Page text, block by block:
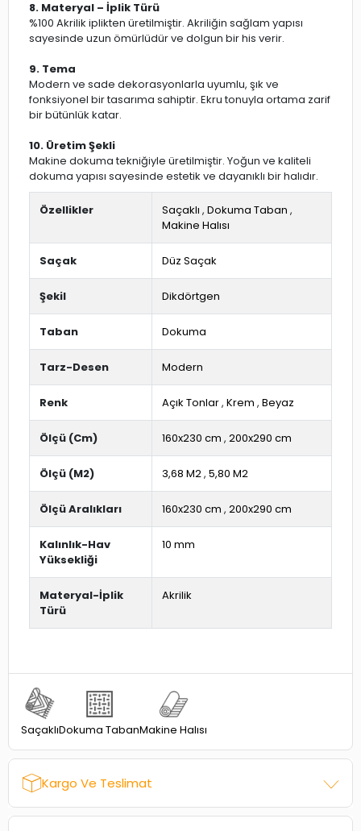
8. Materyal – İplik Türü
%100 Akrilik iplikten üretilmiştir. Akriliğin sağlam yapısı
sayesinde uzun ömürlüdür ve dolgun bir his verir.
9. Tema
Modern ve sade dekorasyonlarla uyumlu, şık ve
fonksiyonel bir tasarıma sahiptir. Ekru tonuyla ortama zarif
bir bütünlük katar.
10. Üretim Şekli
Makine dokuma tekniğiyle üretilmiştir. Yoğun ve kaliteli
dokuma yapısı sayesinde estetik ve dayanıklı bir halıdır.
Özellikler Saçaklı , Dokuma Taban ,
Makine Halısı
Saçak Düz Saçak
Şekil Dikdörtgen
Taban Dokuma
Tarz-Desen Modern
Renk Açık Tonlar, Krem , Beyaz
Ölçü (Cm) 160x230 cm , 200x290 cm
Ölçü (M2) 3,68 M2, 5,80 M2
Ölçü Aralıkları 160x230 cm , 200x290 cm
Kalınlık-Hav
Yüksekliği
10 mm
Materyal-İplik
Türü
Akrilik
SaçaklıDokuma TabanMakine Halısı
Kargo Ve Teslimat